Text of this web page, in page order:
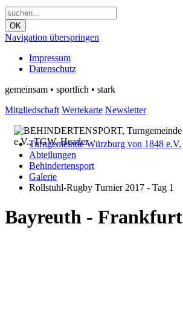
OK
Navigation überspringen
Impressum
Datenschutz
gemeinsam • sportlich • stark
Mitgliedschaft Wertekarte Newsletter
Turngemeinde Würzburg von 1848 e.V.
Abteilungen
Behindertensport
Galerie
Rollstuhl-Rugby Turnier 2017 - Tag 1
Bayreuth - Frankfurt